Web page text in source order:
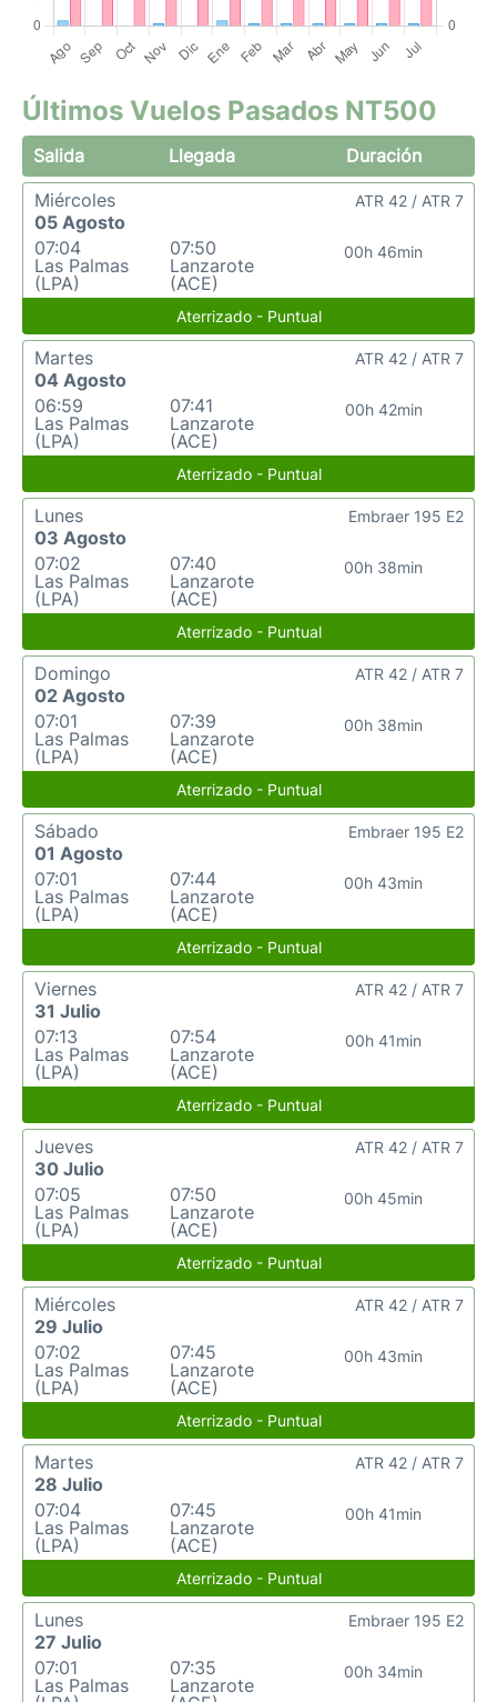
Últimos Vuelos Pasados NT500
Salida Llegada
Duración
Miércoles
05 Agosto
07:04
Las Palmas
(LPA)
07:50
Lanzarote
(ACE)
00h 46min
ATR 42 / ATR 7
Aterrizado - Puntual
Martes
04 Agosto
06:59
Las Palmas
(LPA)
07:41
Lanzarote
(ACE)
00h 42min
ATR 42 / ATR 7
Aterrizado - Puntual
Lunes
03 Agosto
07:02
Las Palmas
(LPA)
07:40
Lanzarote
(ACE)
00h 38min
Embraer 195 E2
Aterrizado - Puntual
Domingo
02 Agosto
07:01
Las Palmas
(LPA)
07:39
Lanzarote
(ACE)
00h 38min
ATR 42 / ATR 7
Aterrizado - Puntual
Sábado
01 Agosto
07:01
Las Palmas
(LPA)
07:44
Lanzarote
(ACE)
00h 43min
Embraer 195 E2
Aterrizado - Puntual
Viernes
31 Julio
07:13
Las Palmas
(LPA)
07:54
Lanzarote
(ACE)
00h 41min
ATR 42 / ATR 7
Aterrizado - Puntual
Jueves
30 Julio
07:05
Las Palmas
(LPA)
07:50
Lanzarote
(ACE)
00h 45min
ATR 42 / ATR 7
Aterrizado - Puntual
Miércoles
29 Julio
07:02
Las Palmas
(LPA)
07:45
Lanzarote
(ACE)
00h 43min
ATR 42 / ATR 7
Aterrizado - Puntual
Martes
28 Julio
07:04
Las Palmas
(LPA)
07:45
Lanzarote
(ACE)
00h 41min
ATR 42 / ATR 7
Aterrizado - Puntual
Lunes
27 Julio
07:01
Las Palmas
07:35
Lanzarote
00h 34min
Embraer 195 E2